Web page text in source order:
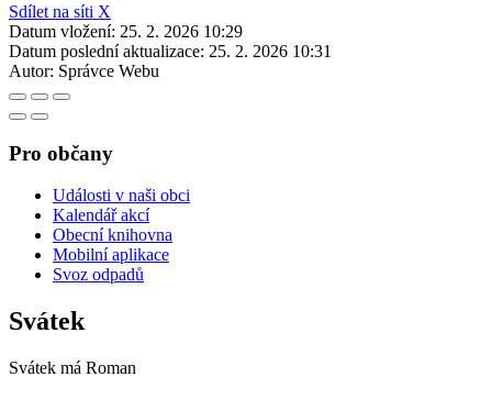
Sdílet na síti X
Datum vložení: 25. 2. 2026 10:29
Datum poslední aktualizace: 25. 2. 2026 10:31
Autor: Správce Webu
Pro občany
Události v naši obci
Kalendář akcí
Obecní knihovna
Mobilní aplikace
Svoz odpadů
Svátek
Svátek má Roman